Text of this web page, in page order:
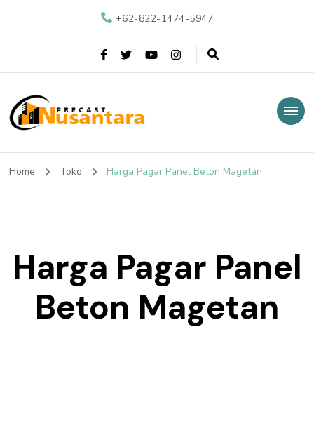
+62-822-1474-5947
Nusantara Precast
Home Toko Harga Pagar Panel Beton Magetan
Harga Pagar Panel
Beton Magetan